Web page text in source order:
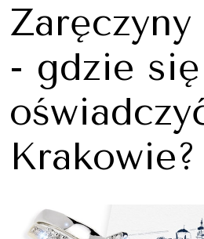
- gdzie się
Krakowie?